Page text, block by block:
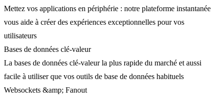
Mettez vos applications en périphérie : notre plateforme instantanée
vous aide à créer des expériences exceptionnelles pour vos
utilisateurs
Bases de données clé-valeur
La bases de données clé-valeur la plus rapide du marché et aussi
facile à utiliser que vos outils de base de données habituels
Websockets &amp; Fanout